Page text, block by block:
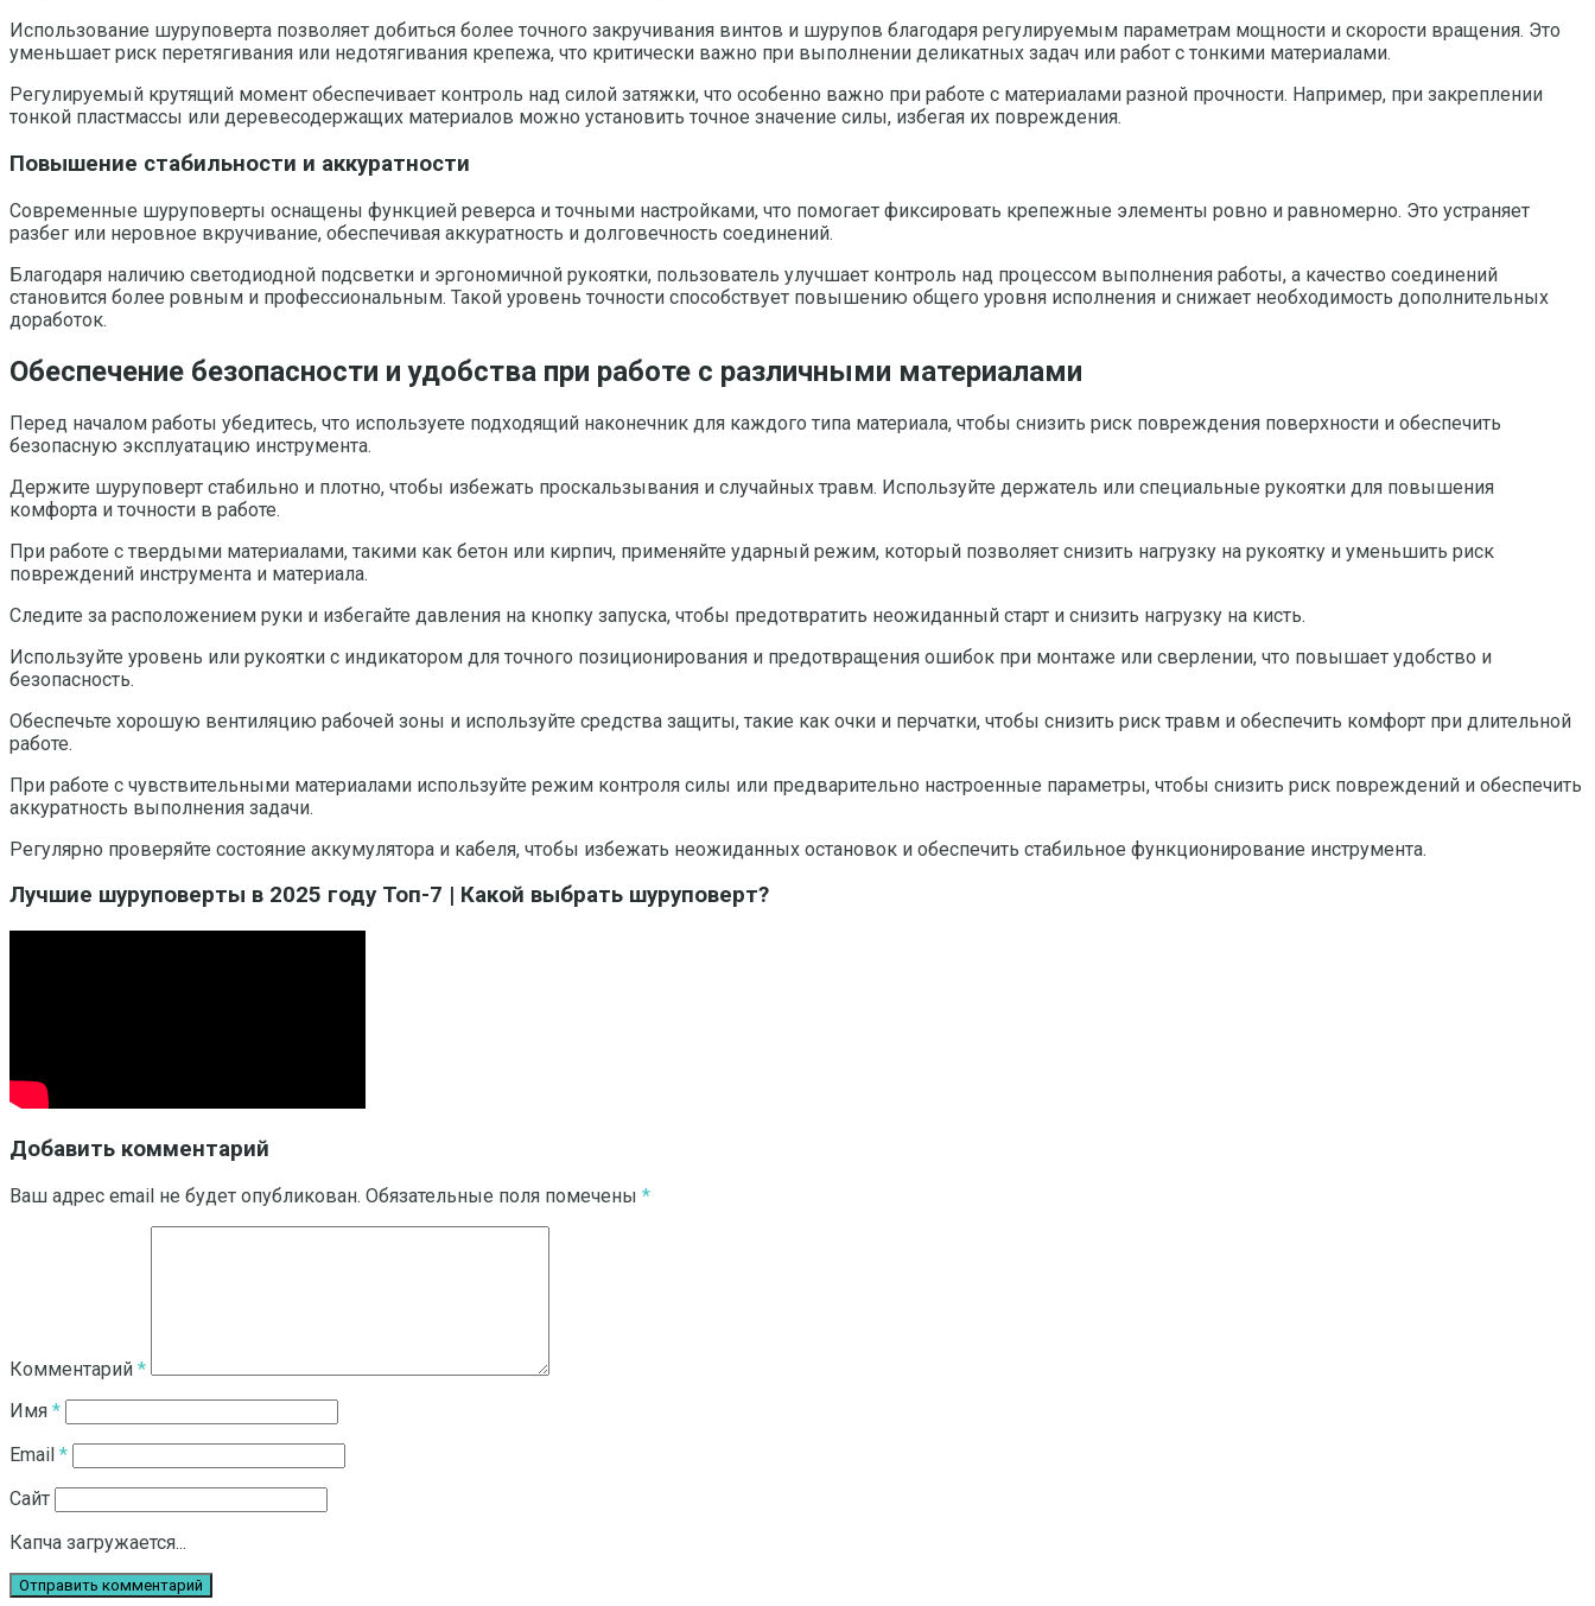
Использование шуруповерта позволяет добиться более точного закручивания винтов и шурупов благодаря регулируемым параметрам мощности и скорости вращения. Это
уменьшает риск перетягивания или недотягивания крепежа, что критически важно при выполнении деликатных задач или работ с тонкими материалами.
Регулируемый крутящий момент обеспечивает контроль над силой затяжки, что особенно важно при работе с материалами разной прочности. Например, при закреплении
тонкой пластмассы или деревесодержащих материалов можно установить точное значение силы, избегая их повреждения.
Повышение стабильности и аккуратности
Современные шуруповерты оснащены функцией реверса и точными настройками, что помогает фиксировать крепежные элементы ровно и равномерно. Это устраняет
разбег или неровное вкручивание, обеспечивая аккуратность и долговечность соединений.
Благодаря наличию светодиодной подсветки и эргономичной рукоятки, пользователь улучшает контроль над процессом выполнения работы, а качество соединений
становится более ровным и профессиональным. Такой уровень точности способствует повышению общего уровня исполнения и снижает необходимость дополнительных
доработок.
Обеспечение безопасности и удобства при работе с различными материалами
Перед началом работы убедитесь, что используете подходящий наконечник для каждого типа материала, чтобы снизить риск повреждения поверхности и обеспечить
безопасную эксплуатацию инструмента.
Держите шуруповерт стабильно и плотно, чтобы избежать проскальзывания и случайных травм. Используйте держатель или специальные рукоятки для повышения
комфорта и точности в работе.
При работе с твердыми материалами, такими как бетон или кирпич, применяйте ударный режим, который позволяет снизить нагрузку на рукоятку и уменьшить риск
повреждений инструмента и материала.
Следите за расположением руки и избегайте давления на кнопку запуска, чтобы предотвратить неожиданный старт и снизить нагрузку на кисть.
Используйте уровень или рукоятки с индикатором для точного позиционирования и предотвращения ошибок при монтаже или сверлении, что повышает удобство и
безопасность.
Обеспечьте хорошую вентиляцию рабочей зоны и используйте средства защиты, такие как очки и перчатки, чтобы снизить риск травм и обеспечить комфорт при длительной
работе.
При работе с чувствительными материалами используйте режим контроля силы или предварительно настроенные параметры, чтобы снизить риск повреждений и обеспечить
аккуратность выполнения задачи.
Регулярно проверяйте состояние аккумулятора и кабеля, чтобы избежать неожиданных остановок и обеспечить стабильное функционирование инструмента.
Лучшие шуруповерты в 2025 году Топ-7 | Какой выбрать шуруповерт?
Добавить комментарий
Ваш адрес email не будет опубликован. Обязательные поля помечены *
Комментарий *
Имя *
Email *
Сайт
Капча загружается...